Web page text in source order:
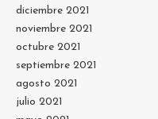
diciembre 2021
noviembre 2021
octubre 2021
septiembre 2021
agosto 2021
julio 2021